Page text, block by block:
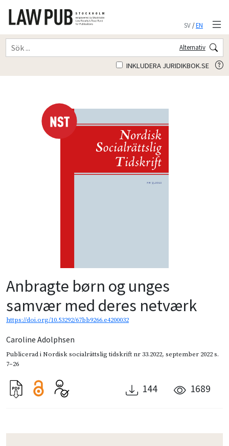
SV/EN
Alternativ
INKLUDERA JURIDIKBOK.SE
Anbragte børn og unges
samvær med deres netværk
https://doi.org/10.53292/67bb9266.e4200032
Caroline Adolphsen
Publicerad iNordisk socialrättslig tidskrift nr 33.2022, september 2022s.
7–26
144 1689